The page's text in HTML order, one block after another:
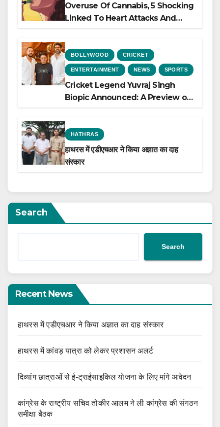
Overuse Of Cannabis, 5 Shocking
Linked To Heart Attacks And
BOLLYWOOD CRICKET
ENTERTAINMENT NEWS SPORTS
Cricket Legend Yuvraj Singh
Biopic Announced: A Preview of
HATHRAS
हाथरस में एडीएचआर ने किया अज्ञात का दाह
संस्कार
Search
Search
Recent News
हाथरस में एडीएचआर ने किया अज्ञात का दाह संस्कार
हाथरस में कांवड़ यात्रा को लेकर प्रशासन अलर्ट
दिव्यांग छात्राओं से ई-ट्राईसाइकिल योजना के लिए मांगे आवेदन
कांग्रेस के राष्ट्रीय सचिव तोकीर आलम ने ली कांग्रेस की संगठन
समीक्षा बैठक